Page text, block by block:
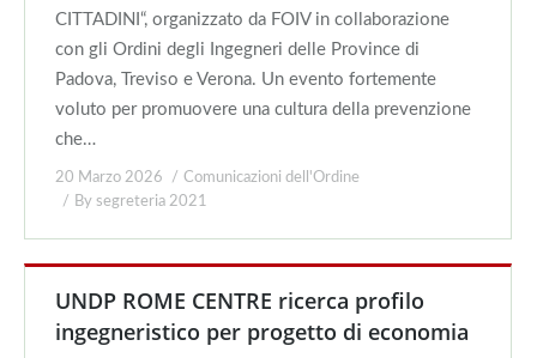
CITTADINI“, organizzato da FOIV in collaborazione
con gli Ordini degli Ingegneri delle Province di
Padova, Treviso e Verona. Un evento fortemente
voluto per promuovere una cultura della prevenzione
che…
20 Marzo 2026
Comunicazioni dell'Ordine
By segreteria 2021
UNDP ROME CENTRE ricerca profilo
ingegneristico per progetto di economia